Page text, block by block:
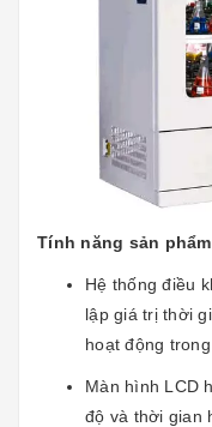
Tính năng sản
Hệ thống điều
lập giá trị thời
hoạt động
Màn hình LCD
độ và thời gian